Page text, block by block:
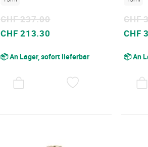
Sonderpreis
CHF 213.30
CHF 237.00
📦 An Lager, sofort lieferbar
CHF
CHF
📦 An